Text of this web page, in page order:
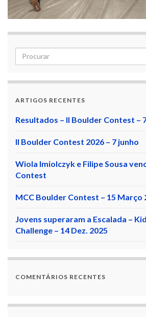
ARTIGOS RECENTES
Resultados – II Boulder Contest –
II Boulder Contest 2026 – 7 junho
Wiola Imiolczyk e Filipe Sousa
Contest
MCC Boulder Contest – 15 Março
Jovens superaram a Escalada –
Challenge – 14 Dez. 2025
COMENTÁRIOS RECENTES